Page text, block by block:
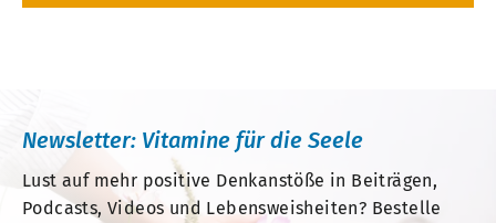
erfahren, ist das Kalendarium in einem 10-
Tagesrhythmus gegliedert. Das macht den
Kalender zu einem hilfreichen Begleiter und zu
Newsletter: Vitamine für die Seele
Lust auf mehr positive Denkanstöße in Beiträgen,
Podcasts, Videos und Lebensweisheiten? Bestelle